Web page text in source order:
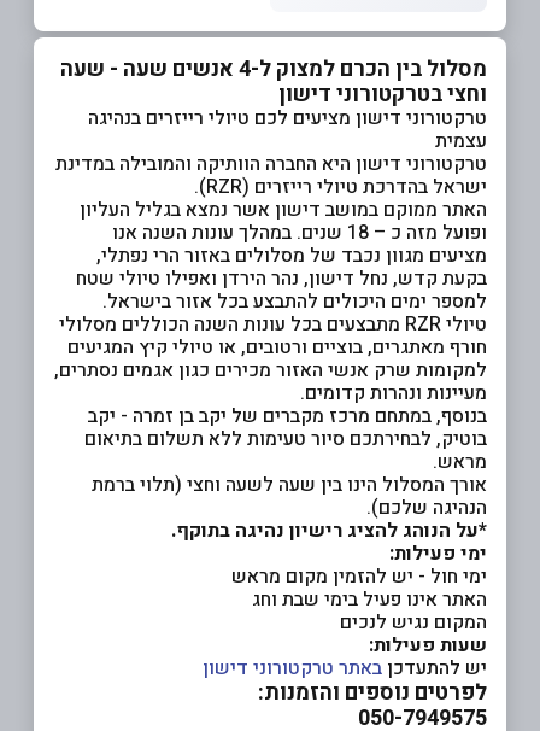
מסלול בין הכרם למצוק ל-4 אנשים שעה - שעה
וחצי בטרקטורוני דישון
טרקטורוני דישון מציעים לכם טיולי רייזרים בנהיגה
עצמית
טרקטורוני דישון היא החברה הוותיקה והמובילה במדינת
ישראל בהדרכת טיולי רייזרים (RZR).
האתר ממוקם במושב דישון אשר נמצא בגליל העליון
ופועל מזה כ – 18 שנים. במהלך עונות השנה אנו
מציעים מגוון נכבד של מסלולים באזור הרי נפתלי,
בקעת קדש, נחל דישון, נהר הירדן ואפילו טיולי שטח
למספר ימים היכולים להתבצע בכל אזור בישראל.
טיולי RZR מתבצעים בכל עונות השנה הכוללים מסלולי
חורף מאתגרים, בוציים ורטובים, או טיולי קיץ המגיעים
למקומות שרק אנשי האזור מכירים כגון אגמים נסתרים,
מעיינות ונהרות קדומים.
בנוסף, במתחם מרכז מקברים של יקב בן זמרה - יקב
בוטיק, לבחירתכם סיור טעימות ללא תשלום בתיאום
מראש.
אורך המסלול הינו בין שעה לשעה וחצי (תלוי ברמת
הנהיגה שלכם).
*על הנוהג להציג רישיון נהיגה בתוקף.
ימי פעילות:
ימי חול - יש להזמין מקום מראש
האתר אינו פעיל בימי שבת וחג
המקום נגיש לנכים
שעות פעילות:
יש להתעדכן באתר טרקטורוני דישון
לפרטים נוספים והזמנות:
050-7949575